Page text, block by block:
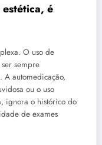
é
O uso de
sempre
A automedicação,
ou o uso
ignora o histórico do
de exames